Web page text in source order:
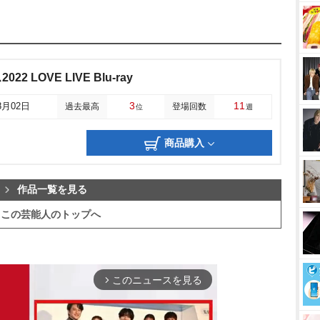
LOVE LIVE Blu-ray
02日 過去最高 3位 登場回数 11 週
商品購入
作品一覧を見る
この芸能人のトップへ
arrow_forward_ios このニュースを見る